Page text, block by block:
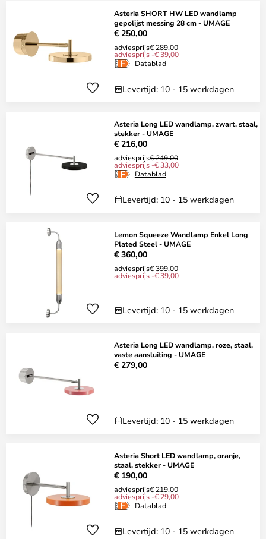
Asteria SHORT HW LED wandlamp
gepolijst messing 28 cm - UMAGE
€ 250,00
adviesprijs€ 289,00
adviesprijs -€ 39,00
Datablad
Levertijd: 10 - 15 werkdagen
Asteria Long LED wandlamp, zwart, staal,
stekker - UMAGE
€ 216,00
adviesprijs€ 249,00
adviesprijs -€ 33,00
Datablad
Levertijd: 10 - 15 werkdagen
Lemon Squeeze Wandlamp Enkel Long
Plated Steel - UMAGE
€ 360,00
adviesprijs€ 399,00
adviesprijs -€ 39,00
Levertijd: 10 - 15 werkdagen
Asteria Long LED wandlamp, roze, staal,
vaste aansluiting - UMAGE
€ 279,00
Levertijd: 10 - 15 werkdagen
Asteria Short LED wandlamp, oranje,
staal, stekker - UMAGE
€ 190,00
adviesprijs€ 219,00
adviesprijs -€ 29,00
Datablad
Levertijd: 10 - 15 werkdagen